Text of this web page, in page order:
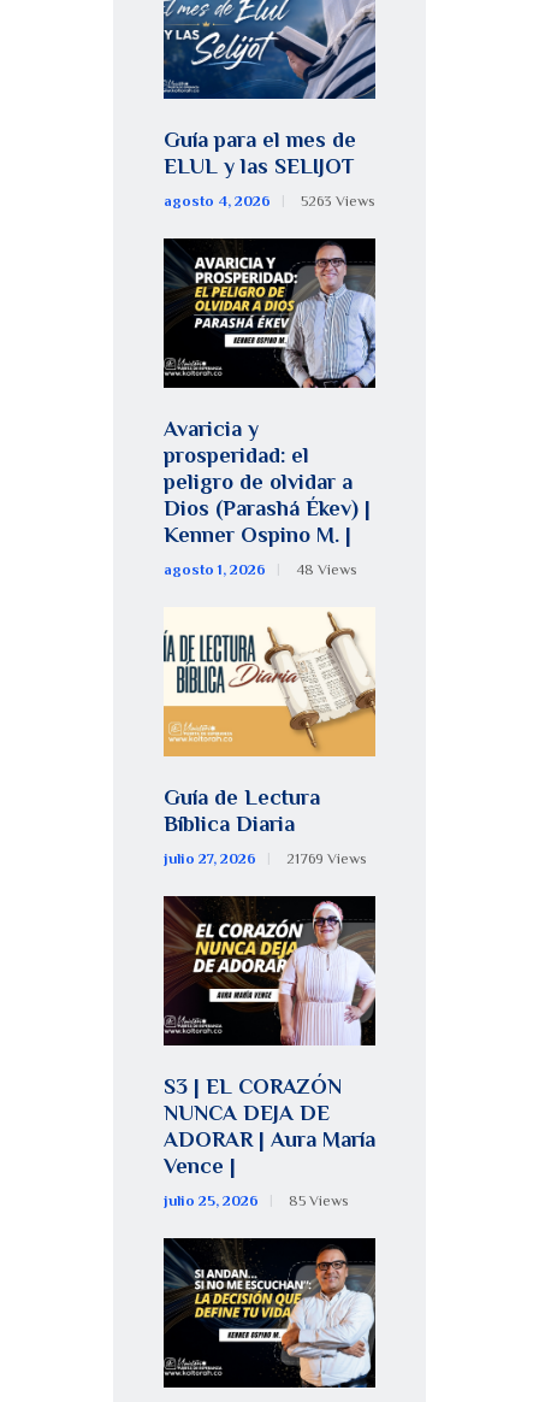
Guía para el mes de
ELUL y las SELIJOT
agosto 4, 2026 5263 Views
Avaricia y
prosperidad: el
peligro de olvidar a
Dios (Parashá Ékev) |
Kenner Ospino M. |
agosto 1, 2026 48 Views
Guía de Lectura
Bíblica Diaria
julio 27, 2026 21769 Views
S3 | EL CORAZÓN
NUNCA DEJA DE
ADORAR | Aura María
Vence |
julio 25, 2026 85 Views